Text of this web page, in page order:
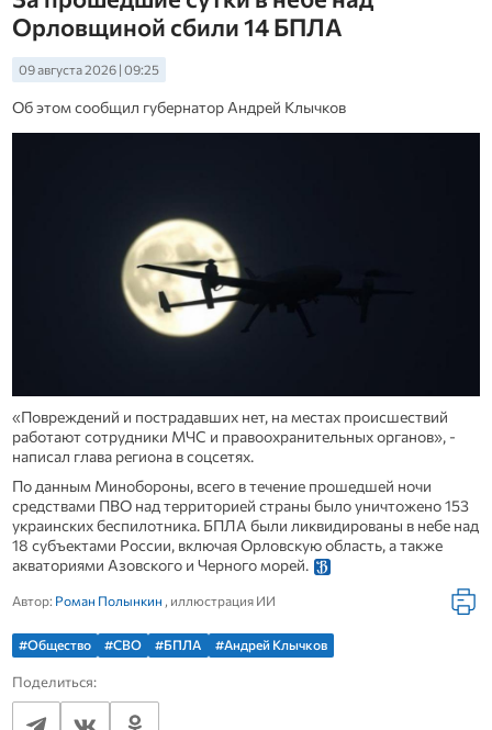
Орловщиной сбили 14 БПЛА
09 августа 2026 | 09:25
Об этом сообщил губернатор Андрей Клычков
«Повреждений и пострадавших нет, на местах происшествий
работают сотрудники МЧС и правоохранительных органов», -
написал глава региона в соцсетях.
По данным Минобороны, всего в течение прошедшей ночи
средствами ПВО над территорией страны было уничтожено 153
украинских беспилотника. БПЛА были ликвидированы в небе над
18 субъектами России, включая Орловскую область, а также
акваториями Азовского и Черного морей.
Автор: Роман Полынкин , иллюстрация ИИ
#Общество #СВО #БПЛА #Андрей Клычков
Поделиться: